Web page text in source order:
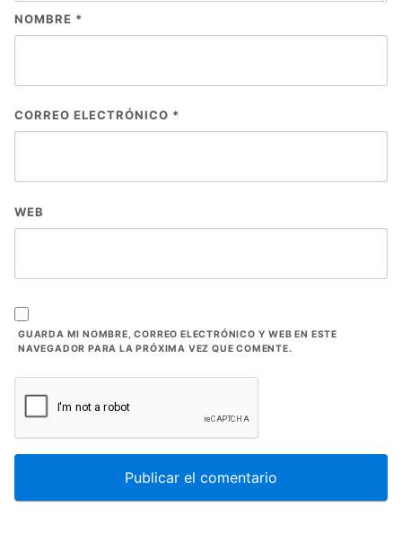
NOMBRE *
CORREO ELECTRÓNICO *
WEB
GUARDA MI NOMBRE, CORREO ELECTRÓNICO Y WEB EN ESTE
NAVEGADOR PARA LA PRÓXIMA VEZ QUE COMENTE.